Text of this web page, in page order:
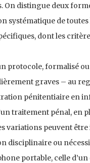
On distingue deux
systématique de
dont les
protocole, formalisé
graves – au
pénitentiaire en
traitement pénal, en
variations peuvent
disciplinaire ou
portable, celle